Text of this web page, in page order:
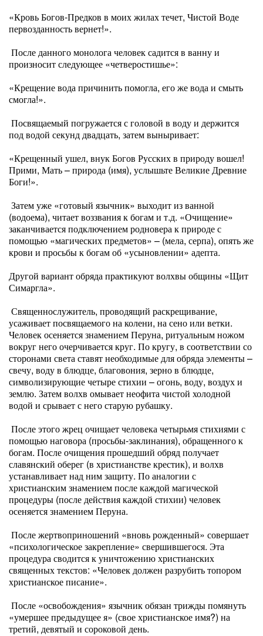
«Кровь Богов-Предков в моих жилах течет, Чистой Воде
первозданность вернет!».
После данного монолога человек садится в ванну и
произносит следующее «четверостишье»:
«Крещение вода причинить помогла, его же вода и смыть
смогла!».
Посвящаемый погружается с головой в воду и держится
под водой секунд двадцать, затем выныривает:
«Крещенный ушел, внук Богов Русских в природу вошел!
Прими, Мать – природа (имя), услышьте Великие Древние
Боги!».
Затем уже «готовый язычник» выходит из ванной
(водоема), читает воззвания к богам и т.д. «Очищение»
заканчивается подключением родновера к природе с
помощью «магических предметов» – (мела, серпа), опять же
крови и просьбы к богам об «усыновлении» адепта.
Другой вариант обряда практикуют волхвы общины «Щит
Симаргла».
Священнослужитель, проводящий раскрещивание,
усаживает посвящаемого на колени, на сено или ветки.
Человек осеняется знамением Перуна, ритуальным ножом
вокруг него очерчивается круг. По кругу, в соответствии со
сторонами света ставят необходимые для обряда элементы –
свечу, воду в блюдце, благовония, зерно в блюдце,
символизирующие четыре стихии – огонь, воду, воздух и
землю. Затем волхв омывает неофита чистой холодной
водой и срывает с него старую рубашку.
После этого жрец очищает человека четырьмя стихиями с
помощью наговора (просьбы-заклинания), обращенного к
богам. После очищения прошедший обряд получает
славянский оберег (в христианстве крестик), и волхв
устанавливает над ним защиту. По аналогии с
христианским знамением после каждой магической
процедуры (после действия каждой стихии) человек
осеняется знамением Перуна.
После жертвоприношений «вновь рожденный» совершает
«психологическое закрепление» свершившегося. Эта
процедура сводится к уничтожению христианских
священных текстов: «Человек должен разрубить топором
христианское писание».
После «освобождения» язычник обязан трижды помянуть
«умершее предыдущее я» (свое христианское имя?) на
третий, девятый и сороковой день.